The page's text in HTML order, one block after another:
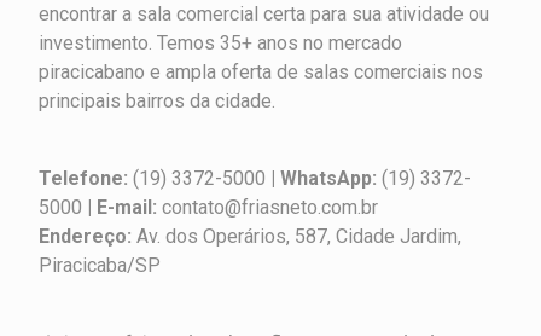
encontrar a sala comercial certa para sua atividade ou
investimento. Temos 35+ anos no mercado
piracicabano e ampla oferta de salas comerciais nos
principais bairros da cidade.
Telefone: (19) 3372-5000 | WhatsApp: (19) 3372-
5000 | E-mail: contato@friasneto.com.br
Endereço: Av. dos Operários, 587, Cidade Jardim,
Piracicaba/SP